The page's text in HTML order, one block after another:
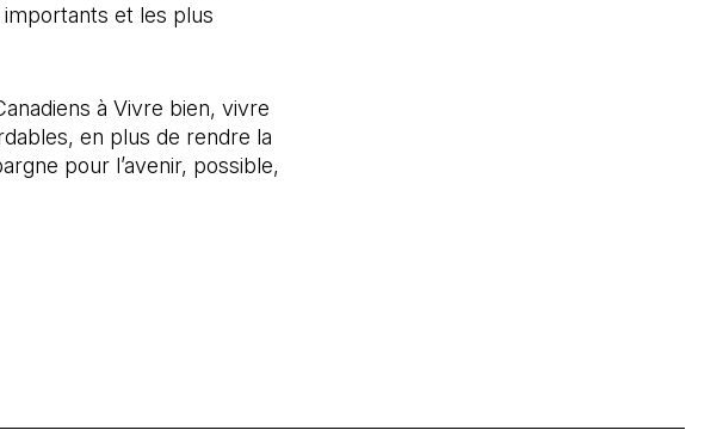
et les plus
à Vivre bien, vivre
en plus de rendre la
pour l’avenir, possible,